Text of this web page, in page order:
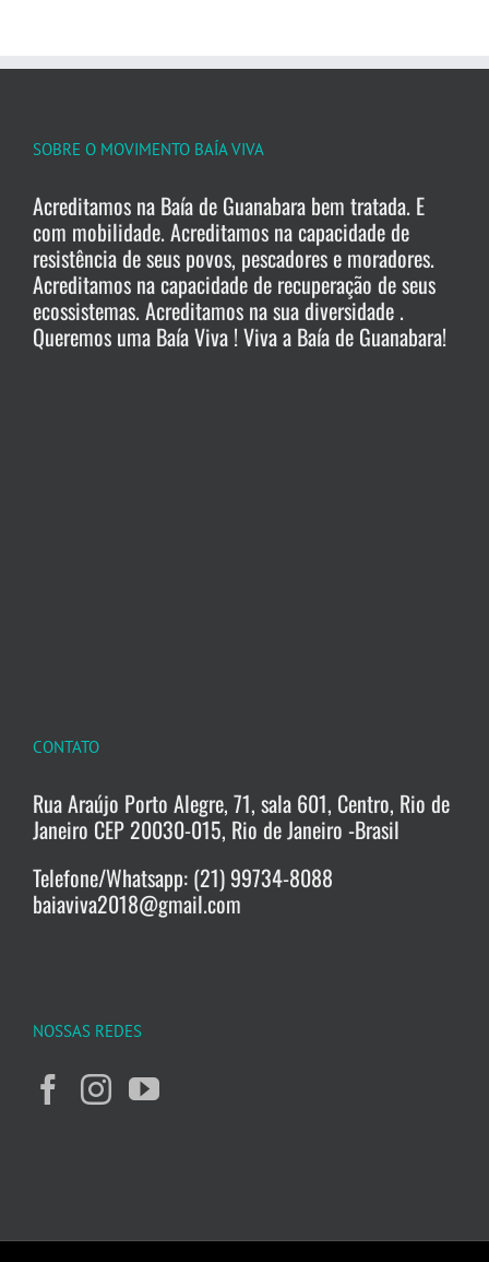
SOBRE O MOVIMENTO BAÍA VIVA
Acreditamos na Baía de Guanabara bem tratada. E
com mobilidade. Acreditamos na capacidade de
resistência de seus povos, pescadores e moradores.
Acreditamos na capacidade de recuperação de seus
ecossistemas. Acreditamos na sua diversidade .
Queremos uma Baía Viva ! Viva a Baía de Guanabara!
CONTATO
Rua Araújo Porto Alegre, 71, sala 601, Centro, Rio de
Janeiro CEP 20030-015, Rio de Janeiro -Brasil
Telefone/Whatsapp: (21) 99734-8088
baiaviva2018@gmail.com
NOSSAS REDES